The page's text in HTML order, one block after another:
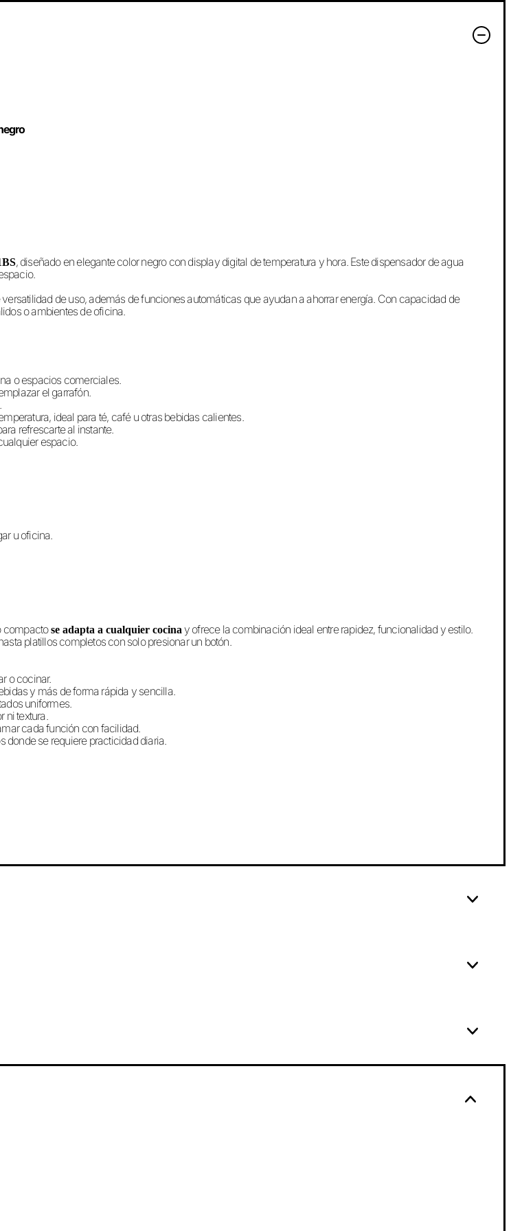
, diseñado en elegante color negro con display digital de temperatura y hora. Este dispensador de agua
de uso, además de funciones automáticas que ayudan a ahorrar energía. Con capacidad de
o ambientes de oficina.
o espacios comerciales.
el garrafón.
ideal para té, café u otras bebidas calientes.
refrescarte al instante.
espacio.
u oficina.
compactose adapta a cualquier cocina y ofrece la combinación ideal entre rapidez, funcionalidad y estilo.
platillos completos con solo presionar un botón.
o cocinar.
y más de forma rápida y sencilla.
uniformes.
ni textura.
cada función con facilidad.
se requiere practicidad diaria.